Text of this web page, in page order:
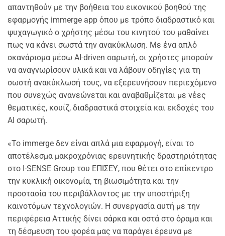
απαντηθούν με την βοήθεια του εικονικού βοηθού της
εφαρμογής immerge app όπου με τρόπο διαδραστικό και
ψυχαγωγικό ο χρήστης μέσω του κινητού του μαθαίνει
πως να κάνει σωστά την ανακύκλωση. Με ένα απλό
σκανάρισμα μέσω AI-driven σαρωτή, οι χρήστες μπορούν
να αναγνωρίσουν υλικά και να λάβουν οδηγίες για τη
σωστή ανακύκλωσή τους, να εξερευνήσουν περιεχόμενο
που συνεχώς ανανεώνεται και αναβαθμίζεται με νέες
θεματικές, κουίζ, διαδραστικά στοιχεία και εκδοχές του
AI σαρωτή.
«Το immerge δεν είναι απλά μια εφαρμογή, είναι το
αποτέλεσμα μακροχρόνιας ερευνητικής δραστηριότητας
στο I-SENSE Group του ΕΠΙΣΕΥ, που θέτει στο επίκεντρο
την κυκλική οικονομία, τη βιωσιμότητα και την
προστασία του περιβάλλοντος με την υποστήριξη
καινοτόμων τεχνολογιών. Η συνεργασία αυτή με την
περιφέρεια Αττικής δίνει σάρκα και οστά στο όραμα και
τη δέσμευση του φορέα μας να παράγει έρευνα με